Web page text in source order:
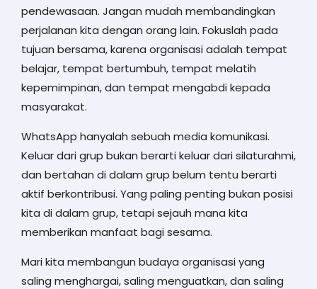
pendewasaan. Jangan mudah membandingkan
perjalanan kita dengan orang lain. Fokuslah pada
tujuan bersama, karena organisasi adalah tempat
belajar, tempat bertumbuh, tempat melatih
kepemimpinan, dan tempat mengabdi kepada
masyarakat.
WhatsApp hanyalah sebuah media komunikasi.
Keluar dari grup bukan berarti keluar dari silaturahmi,
dan bertahan di dalam grup belum tentu berarti
aktif berkontribusi. Yang paling penting bukan posisi
kita di dalam grup, tetapi sejauh mana kita
memberikan manfaat bagi sesama.
Mari kita membangun budaya organisasi yang
saling menghargai, saling menguatkan, dan saling